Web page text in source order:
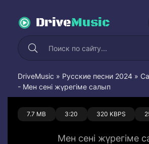
DriveMusic
DriveMusic » Русские песни 2024 »
- Мен сені жүрегіме салып
7.7 MB 3:20 320 KBPS
0 0
Мен сені жүрегіме